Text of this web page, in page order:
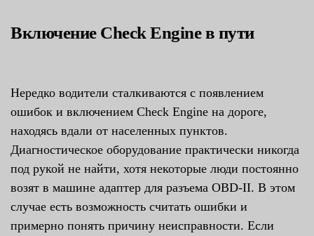
Включение Check Engine в пути
Нередко водители сталкиваются с появлением
ошибок и включением Check Engine на дороге,
находясь вдали от населенных пунктов.
Диагностическое оборудование практически никогда
под рукой не найти, хотя некоторые люди постоянно
возят в машине адаптер для разъема OBD-II. В этом
случае есть возможность считать ошибки и
примерно понять причину неисправности. Если